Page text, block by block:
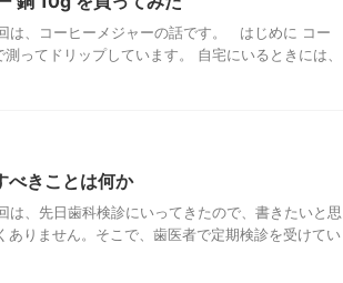
は、コーヒーメジャーの話です。 はじめに コー
ってドリップしています。 自宅にいるときには、
べきことは何か
は、先日歯科検診にいってきたので、書きたいと思
りません。そこで、歯医者で定期検診を受けてい